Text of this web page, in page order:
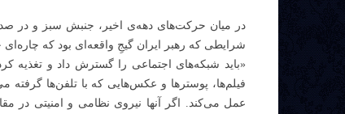
در میان حرکت‌های دهه‌ی اخیر، جنبش سبز و در
شرایطی که رهبر ایران گیجِ واقعه‌ای بود که
«باید شبکه‌های اجتماعی را گسترش داد و تغذیه
فیلم‌ها، پوسترها و عکس‌هایی که با تلفن‌ها
عمل می‌کند. اگر آنها نیروی نظامی و امنیتی در